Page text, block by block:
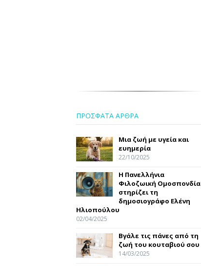
ΠΡΟΣΦΑΤΑ ΑΡΘΡΑ
Μια ζωή με υγεία και
ευημερία
22/10/2025
Η Πανελλήνια
Φιλοζωική Ομοσπονδία
στηρίζει τη
δημοσιογράφο Ελένη
Ηλιοπούλου
02/04/2025
Βγάλε τις πάνες από τη
ζωή του κουταβιού σου
14/03/2025